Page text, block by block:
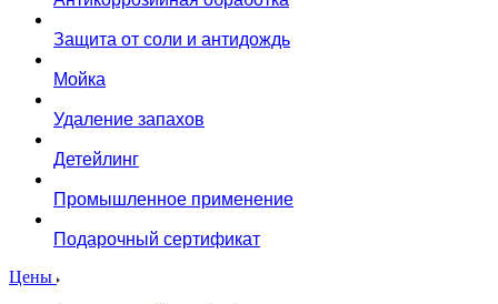
Защита от соли и антидождь
Мойка
Удаление запахов
Детейлинг
Промышленное применение
Подарочный сертификат
Цены